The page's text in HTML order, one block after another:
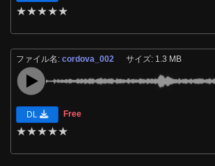
★★★★★
ファイル名:cordova_002 サイズ: 1.3 MB
DL Free
★★★★★